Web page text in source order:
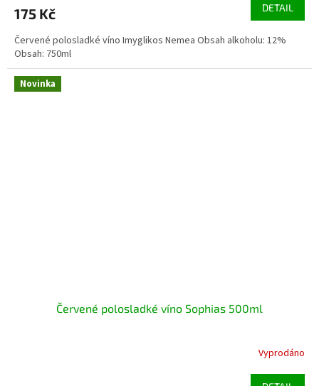
175 Kč DETAIL
Červené polosladké víno Imyglikos Nemea Obsah alkoholu: 12%
Obsah: 750ml
Novinka
Červené polosladké víno Sophias 500ml
Vyprodáno